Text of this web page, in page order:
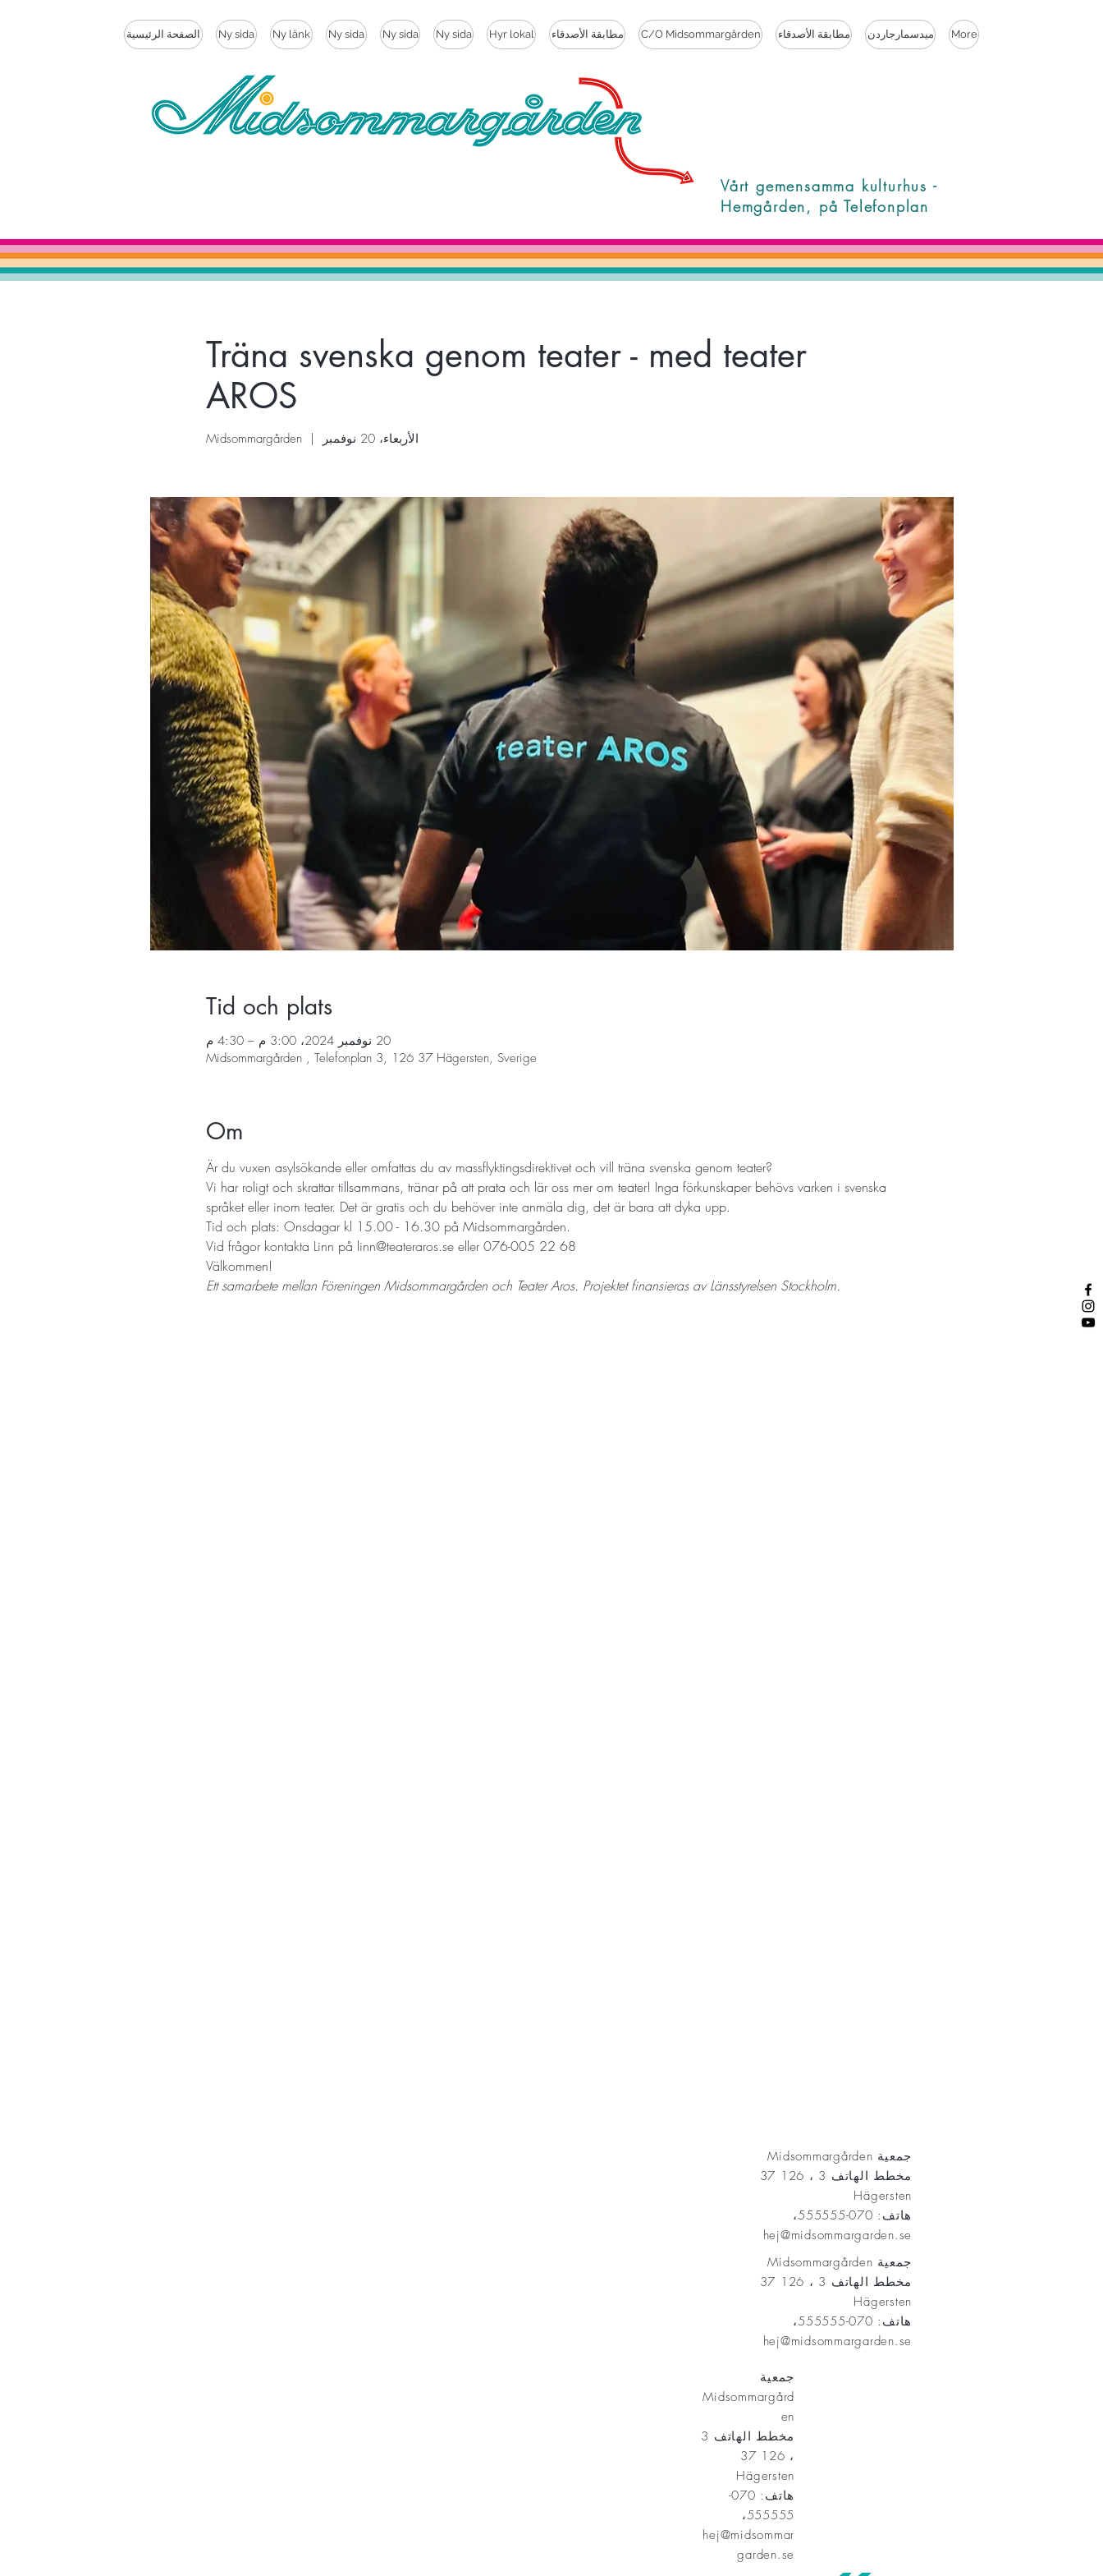
الصفحة الرئيسية Ny sida Ny länk Ny sida Ny sida Ny sida Hyr lokal مطابقة الأصدقاء C/O Midsommargården مطابقة الأصدقاء ميدسمارجاردن More
Vårt gemensamma kulturhus -
Hemgården, på Telefonplan
Träna svenska genom teater - med teater
AROS
الأربعاء، 20 نوفمبر
  |
Midsommargården
Tid och plats
20 نوفمبر 2024، 3:00 م – 4:30 م
Midsommargården , Telefonplan 3, 126 37 Hägersten, Sverige
Om
Är du vuxen asylsökande eller omfattas du av massflyktingsdirektivet och vill träna svenska genom teater?
Vi har roligt och skrattar tillsammans, tränar på att prata och lär oss mer om teater! Inga förkunskaper behövs varken i svenska
språket eller inom teater. Det är gratis och du behöver inte anmäla dig, det är bara att dyka upp.
Tid och plats: Onsdagar kl 15.00 - 16.30 på Midsommargården.
Vid frågor kontakta Linn på linn@teateraros.se eller 076-005 22 68
Välkommen!
Ett samarbete mellan Föreningen Midsommargården och Teater Aros. Projektet finansieras av Länsstyrelsen Stockholm.
جمعية Midsommargården
مخطط الهاتف 3 ، 126 37
Hägersten
هاتف: 070-555555،
hej@midsommargarden.se
جمعية Midsommargården
مخطط الهاتف 3 ، 126 37
Hägersten
هاتف: 070-555555،
hej@midsommargarden.se
جمعية
Midsommargård
en
مخطط الهاتف 3
، 126 37
Hägersten
هاتف: 070-
555555،
hej@midsommar
garden.se